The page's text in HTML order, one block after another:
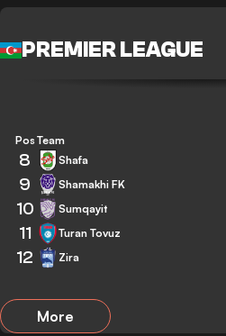
PREMIER LEAGUE
Pos Team
8 Shafa
9 Shamakhi FK
10 Sumqayit
11 Turan Tovuz
12 Zira
More